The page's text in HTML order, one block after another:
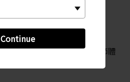
Continue
關閉，請在春暖花開的時節體
克大道 (Japan Romantic